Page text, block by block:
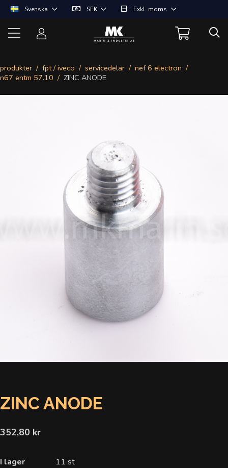
Svenska SEK Exkl. moms
produkter fpt / iveco servicedelar
nef 6 electron
n67 entm 57.10
ZINC ANODE
ZINC ANODE
352,80 kr
I lager
11 st